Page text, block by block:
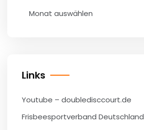
Links
Youtube – doubledisccourt.de
Frisbeesportverband Deutschland